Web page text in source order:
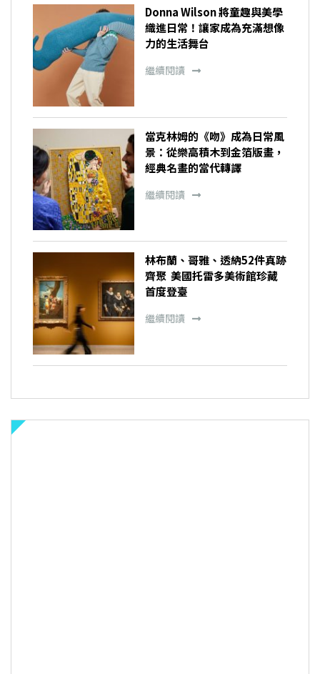
Donna Wilson 將童趣與美學
織進日常！讓家成為充滿想像
力的生活舞台
繼續閱讀
當克林姆的《吻》成為日常風
景：從樂高積木到金箔版畫，
經典名畫的當代轉譯
繼續閱讀
林布蘭、哥雅、透納52件真跡
齊聚 美國托雷多美術館珍藏
首度登臺
繼續閱讀